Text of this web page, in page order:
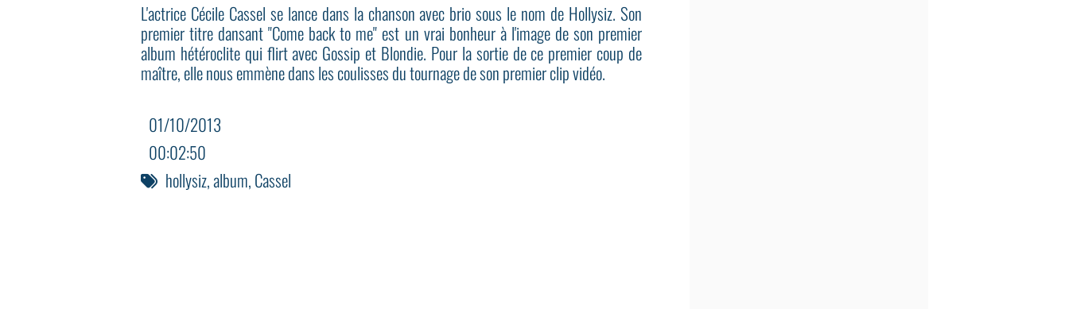
L'actrice Cécile Cassel se lance dans la chanson avec brio sous le nom de Hollysiz. Son
premier titre dansant "Come back to me" est un vrai bonheur à l'image de son premier
album hétéroclite qui flirt avec Gossip et Blondie. Pour la sortie de ce premier coup de
maître, elle nous emmène dans les coulisses du tournage de son premier clip vidéo.
01/10/2013
00:02:50
hollysiz,album,Cassel